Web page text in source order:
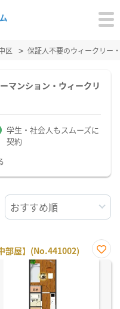
区 保証人不要のウィークリー
マンション・ウィークリ
学生・社会人もスムーズに
契約
部屋】(No.441002)
お気